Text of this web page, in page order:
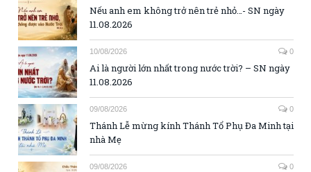
Nếu anh em không trở nên trẻ nhỏ…- SN ngày
11.08.2026
10/08/2026 0
Ai là người lớn nhất trong nước trời? – SN ngày
11.08.2026
09/08/2026 0
Thánh Lễ mừng kính Thánh Tổ Phụ Đa Minh tại
nhà Mẹ
09/08/2026 0